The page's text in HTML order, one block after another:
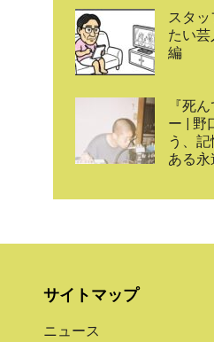
スタ
たい
編
『死
ー | 野
う、
ある永
サイトマップ
ニュース